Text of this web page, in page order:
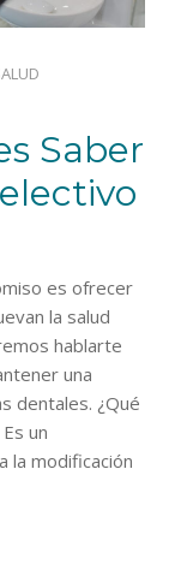
Saber
es ofrecer
la salud
hablarte
una
dentales. ¿Qué
un
la modificación